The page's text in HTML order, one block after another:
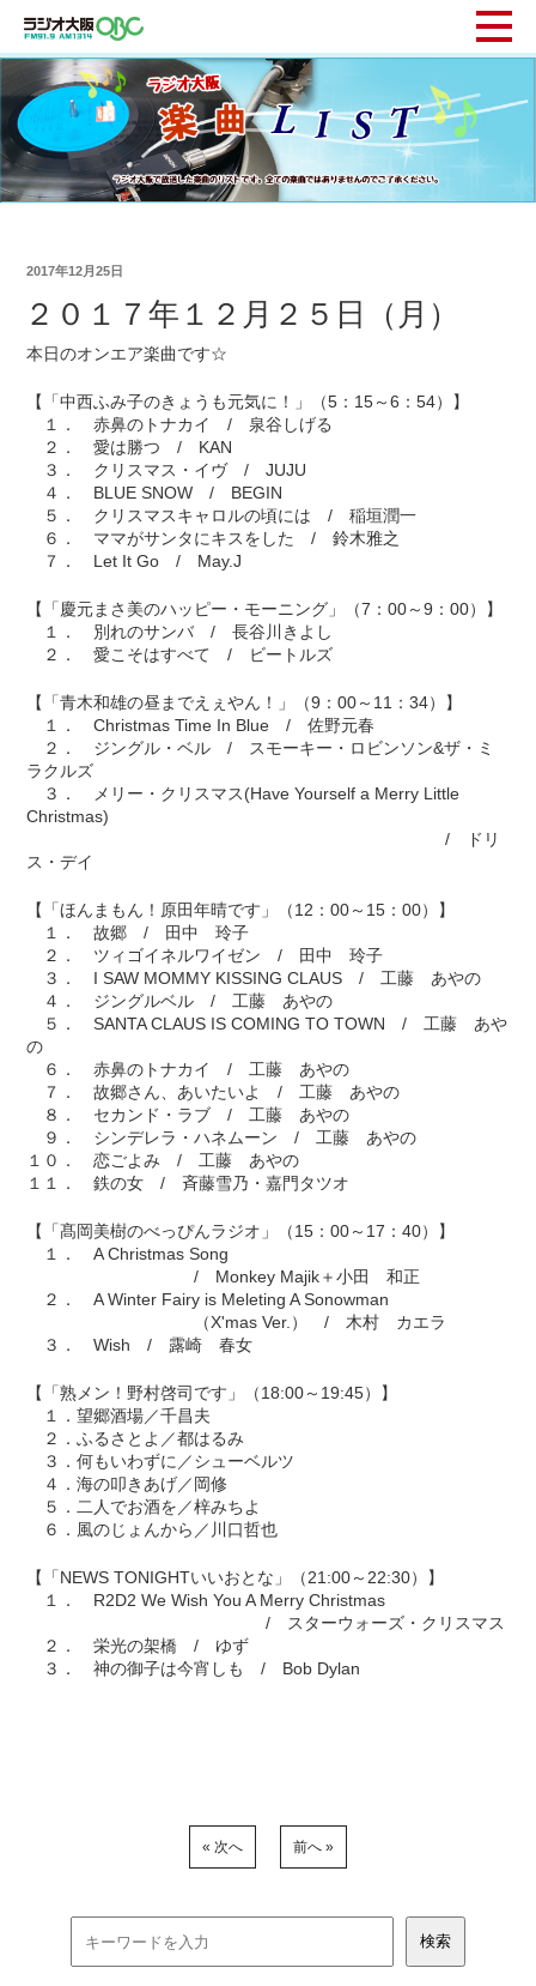
2017年12月25日
２０１７年１２月２５日（月）
本日のオンエア楽曲です☆
【「中西ふみ子のきょうも元気に！」（5：15～6：54）】
１． 赤鼻のトナカイ / 泉谷しげる
２． 愛は勝つ / KAN
３． クリスマス・イヴ / JUJU
４． BLUE SNOW / BEGIN
５． クリスマスキャロルの頃には / 稲垣潤一
６． ママがサンタにキスをした / 鈴木雅之
７． Let It Go / May.J
【「慶元まさ美のハッピー・モーニング」（7：00～9：00）】
１． 別れのサンバ / 長谷川きよし
２． 愛こそはすべて / ビートルズ
【「青木和雄の昼までえぇやん！」（9：00～11：34）】
１． Christmas Time In Blue / 佐野元春
２． ジングル・ベル / スモーキー・ロビンソン&ザ・ミ
ラクルズ
３． メリー・クリスマス(Have Yourself a Merry Little
Christmas)
/ ドリ
ス・デイ
【「ほんまもん！原田年晴です」（12：00～15：00）】
１． 故郷 / 田中 玲子
２． ツィゴイネルワイゼン / 田中 玲子
３． I SAW MOMMY KISSING CLAUS / 工藤 あやの
４． ジングルベル / 工藤 あやの
５． SANTA CLAUS IS COMING TO TOWN / 工藤 あや
の
６． 赤鼻のトナカイ / 工藤 あやの
７． 故郷さん、あいたいよ / 工藤 あやの
８． セカンド・ラブ / 工藤 あやの
９． シンデレラ・ハネムーン / 工藤 あやの
１０． 恋ごよみ / 工藤 あやの
１１． 鉄の女 / 斉藤雪乃・嘉門タツオ
【「髙岡美樹のべっぴんラジオ」（15：00～17：40）】
１． A Christmas Song
/ Monkey Majik＋小田 和正
２． A Winter Fairy is Meleting A Sonowman
（X'mas Ver.） / 木村 カエラ
３． Wish / 露崎 春女
【「熟メン！野村啓司です」（18:00～19:45）】
１．望郷酒場／千昌夫
２．ふるさとよ／都はるみ
３．何もいわずに／シューベルツ
４．海の叩きあげ／岡修
５．二人でお酒を／梓みちよ
６．風のじょんから／川口哲也
【「NEWS TONIGHTいいおとな」（21:00～22:30）】
１． R2D2 We Wish You A Merry Christmas
/ スターウォーズ・クリスマス
２． 栄光の架橋 / ゆず
３． 神の御子は今宵しも / Bob Dylan
« 次へ 前へ »